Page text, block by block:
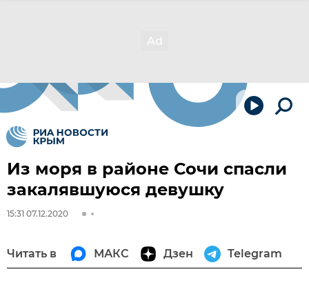
Из моря в районе Сочи спасли
закалявшуюся девушку
15:31 07.12.2020
Читать в МАКС Дзен Telegram